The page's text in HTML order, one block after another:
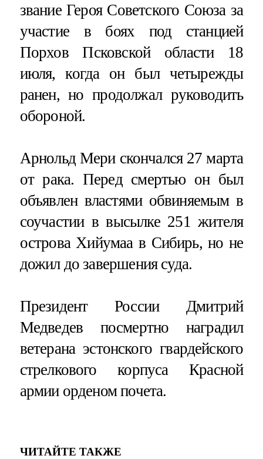
звание Героя Советского Союза за
участие в боях под станцией
Порхов Псковской области 18
июля, когда он был четырежды
ранен, но продолжал руководить
обороной.
Арнольд Мери скончался 27 марта
от рака. Перед смертью он был
объявлен властями обвиняемым в
соучастии в высылке 251 жителя
острова Хийумаа в Сибирь, но не
дожил до завершения суда.
Президент России Дмитрий
Медведев посмертно наградил
ветерана эстонского гвардейского
стрелкового корпуса Красной
армии орденом почета.
ЧИТАЙТЕ ТАКЖЕ